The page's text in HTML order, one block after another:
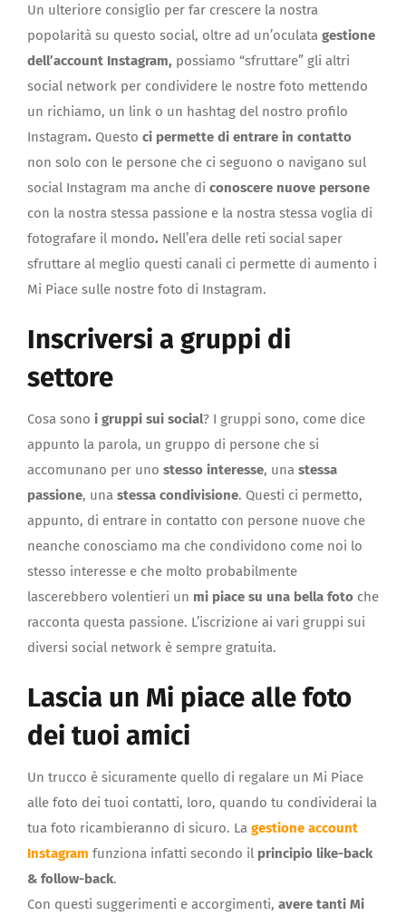
Un ulteriore consiglio per far crescere la nostra
popolarità su questo social, oltre ad un’oculata gestione
dell’account Instagram, possiamo “sfruttare” gli altri
social network per condividere le nostre foto mettendo
un richiamo, un link o un hashtag del nostro profilo
Instagram. Questo ci permette di entrare in contatto
non solo con le persone che ci seguono o navigano sul
social Instagram ma anche di conoscere nuove persone
con la nostra stessa passione e la nostra stessa voglia di
fotografare il mondo. Nell’era delle reti social saper
sfruttare al meglio questi canali ci permette di aumento i
Mi Piace sulle nostre foto di Instagram.
Inscriversi a gruppi di
settore
Cosa sono i gruppi sui social? I gruppi sono, come dice
appunto la parola, un gruppo di persone che si
accomunano per uno stesso interesse, una stessa
passione, una stessa condivisione. Questi ci permetto,
appunto, di entrare in contatto con persone nuove che
neanche conosciamo ma che condividono come noi lo
stesso interesse e che molto probabilmente
lascerebbero volentieri un mi piace su una bella foto che
racconta questa passione. L’iscrizione ai vari gruppi sui
diversi social network è sempre gratuita.
Lascia un Mi piace alle foto
dei tuoi amici
Un trucco è sicuramente quello di regalare un Mi Piace
alle foto dei tuoi contatti, loro, quando tu condividerai la
tua foto ricambieranno di sicuro. La gestione account
Instagram funziona infatti secondo il principio like-back
& follow-back.
Con questi suggerimenti e accorgimenti, avere tanti Mi